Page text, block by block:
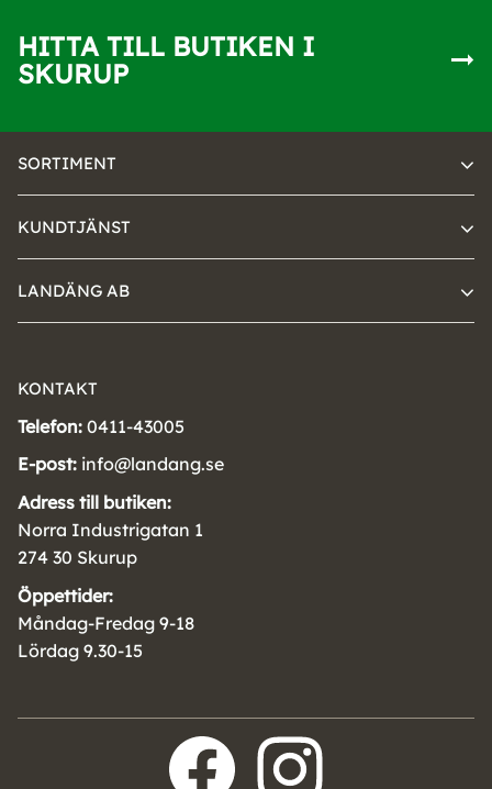
HITTA TILL BUTIKEN I
SKURUP
SORTIMENT
KUNDTJÄNST
LANDÄNG AB
KONTAKT
Telefon: 0411-43005
E-post: info@landang.se
Adress till butiken:
Norra Industrigatan 1
274 30 Skurup
Öppettider:
Måndag-Fredag 9-18
Lördag 9.30-15